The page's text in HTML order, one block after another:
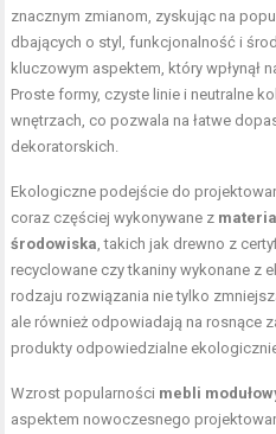
znacznym zmianom, zyskując na
dbających o styl, funkcjonalność i
kluczowym aspektem, który wpłynął
Proste formy, czyste linie i neutralne
wnętrzach, co pozwala na łatwe
dekoratorskich.
Ekologiczne podejście do
coraz częściej wykonywane z
środowiska , takich jak drewno z
recyclowane czy tkaniny wykonane z
rodzaju rozwiązania nie tylko
ale również odpowiadają na rosnące
produkty odpowiedzialne
Wzrost popularności mebli
aspektem nowoczesnego